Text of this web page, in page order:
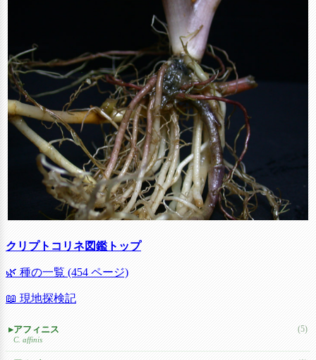
クリプトコリネ図鑑トップ
🌿 種の一覧 (454 ページ)
📖 現地探検記
アフィニス
C. affinis
(5)